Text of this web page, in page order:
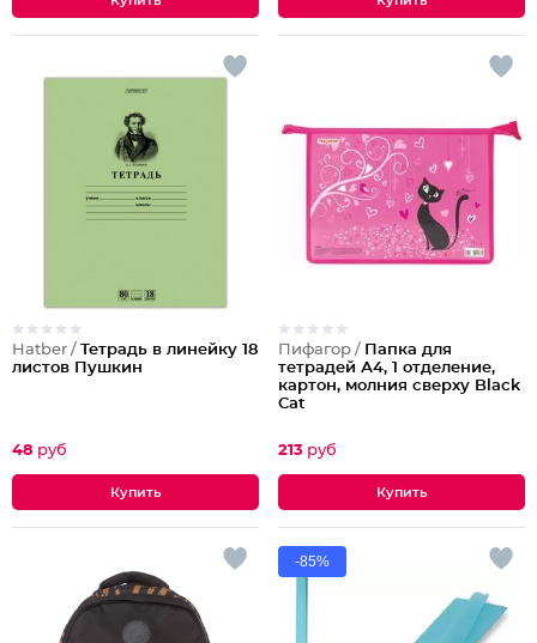
Hatber / Тетрадь в линейку 18
листов Пушкин
48 руб
Пифагор / Папка для
тетрадей А4, 1 отделение,
картон, молния сверху Black
Cat
213 руб
-85%